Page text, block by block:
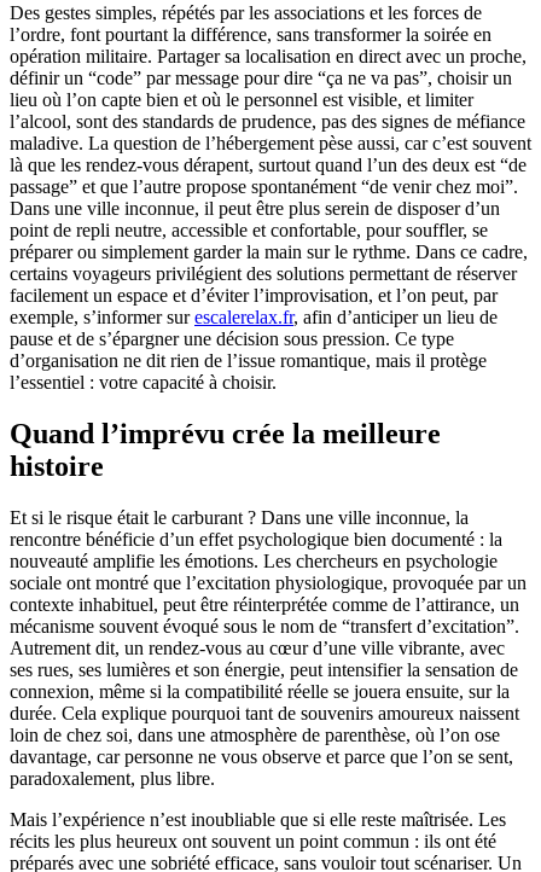
Des gestes simples, répétés par les associations et les forces de
l’ordre, font pourtant la différence, sans transformer la soirée en
opération militaire. Partager sa localisation en direct avec un proche,
définir un “code” par message pour dire “ça ne va pas”, choisir un
lieu où l’on capte bien et où le personnel est visible, et limiter
l’alcool, sont des standards de prudence, pas des signes de méfiance
maladive. La question de l’hébergement pèse aussi, car c’est souvent
là que les rendez-vous dérapent, surtout quand l’un des deux est “de
passage” et que l’autre propose spontanément “de venir chez moi”.
Dans une ville inconnue, il peut être plus serein de disposer d’un
point de repli neutre, accessible et confortable, pour souffler, se
préparer ou simplement garder la main sur le rythme. Dans ce cadre,
certains voyageurs privilégient des solutions permettant de réserver
facilement un espace et d’éviter l’improvisation, et l’on peut, par
exemple, s’informer surescalerelax.fr, afin d’anticiper un lieu de
pause et de s’épargner une décision sous pression. Ce type
d’organisation ne dit rien de l’issue romantique, mais il protège
l’essentiel : votre capacité à choisir.
Quand l’imprévu crée la meilleure
histoire
Et si le risque était le carburant ? Dans une ville inconnue, la
rencontre bénéficie d’un effet psychologique bien documenté : la
nouveauté amplifie les émotions. Les chercheurs en psychologie
sociale ont montré que l’excitation physiologique, provoquée par un
contexte inhabituel, peut être réinterprétée comme de l’attirance, un
mécanisme souvent évoqué sous le nom de “transfert d’excitation”.
Autrement dit, un rendez-vous au cœur d’une ville vibrante, avec
ses rues, ses lumières et son énergie, peut intensifier la sensation de
connexion, même si la compatibilité réelle se jouera ensuite, sur la
durée. Cela explique pourquoi tant de souvenirs amoureux naissent
loin de chez soi, dans une atmosphère de parenthèse, où l’on ose
davantage, car personne ne vous observe et parce que l’on se sent,
paradoxalement, plus libre.
Mais l’expérience n’est inoubliable que si elle reste maîtrisée. Les
récits les plus heureux ont souvent un point commun : ils ont été
préparés avec une sobriété efficace, sans vouloir tout scénariser. Un